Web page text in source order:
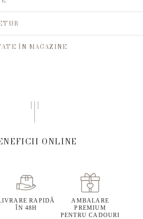
ÎN MAGAZINE
ONLINE
RAPIDĂ
ÎN 48H
AMBALARE
PREMIUM
PENTRU CADOURI